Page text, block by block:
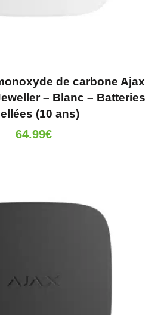
de carbone Ajax
– Blanc – Batteries
(10 ans)
64.99€